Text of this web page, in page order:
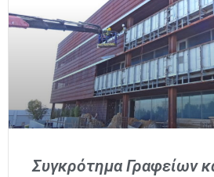
Συγκρότημα Γραφείων